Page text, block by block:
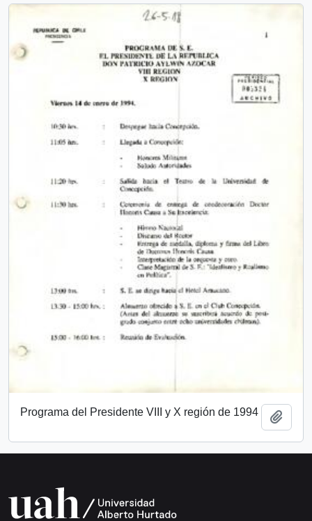
Programa del Presidente VIII y X región de 1994